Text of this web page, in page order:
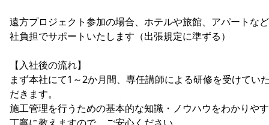
遠方プロジェクト参加の場合、ホテルや旅館、アパートな
社負担でサポートいたします（出張規定に準ずる）
【入社後の流れ】
まず本社にて1～2か月間、専任講師による研修を受けてい
だきます。
施工管理を行うための基本的な知識・ノウハウをわかりや